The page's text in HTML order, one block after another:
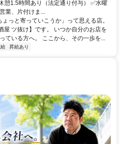
駅・蘇我駅など、千葉市内の主要駅から
郷駅・四街道駅・鎌取駅・誉田駅・津
離れたエリアからも無理なく通勤可能で
す。
1.5時間あり（法定通り付与） ✅水曜
業、片付けま...
っと寄っていこうか」って思える店。
屋 ツ抜け】です。 いつか自分のお店を
ている方へ。 ここから、その一歩を...
昇給あり